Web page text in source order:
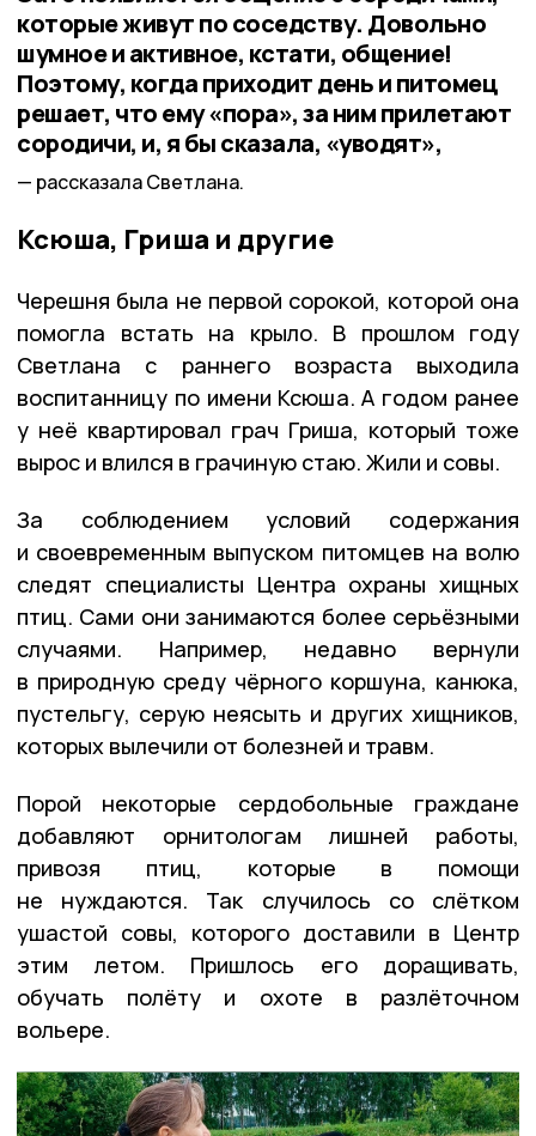
которые живут по соседству. Довольно
шумное и активное, кстати, общение!
Поэтому, когда приходит день и питомец
решает, что ему «пора», за ним прилетают
сородичи, и, я бы сказала, «уводят»,
рассказала Светлана.
Ксюша, Гриша и другие
Черешня была не первой сорокой, которой она
помогла встать на крыло. В прошлом году
Светлана с раннего возраста выходила
воспитанницу по имени Ксюша. А годом ранее
у неё квартировал грач Гриша, который тоже
вырос и влился в грачиную стаю. Жили и совы.
За соблюдением условий содержания
и своевременным выпуском питомцев на волю
следят специалисты Центра охраны хищных
птиц. Сами они занимаются более серьёзными
случаями. Например, недавно вернули
в природную среду чёрного коршуна, канюка,
пустельгу, серую неясыть и других хищников,
которых вылечили от болезней и травм.
Порой некоторые сердобольные граждане
добавляют орнитологам лишней работы,
привозя птиц, которые в помощи
не нуждаются. Так случилось со слётком
ушастой совы, которого доставили в Центр
этим летом. Пришлось его доращивать,
обучать полёту и охоте в разлёточном
вольере.